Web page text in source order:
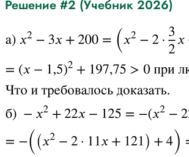
Решение #2 (Учебник 2026)